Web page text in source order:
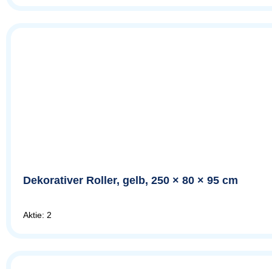
Dekorativer Roller, gelb, 250 × 80 × 95 cm
Aktie: 2